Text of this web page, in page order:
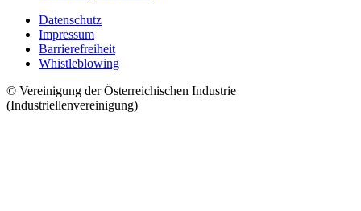
Datenschutz
Impressum
Barrierefreiheit
Whistleblowing
© Vereinigung der Österreichischen Industrie
(Industriellenvereinigung)